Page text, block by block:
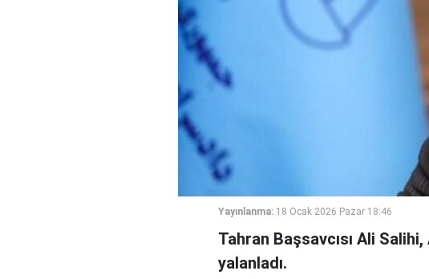
Yayınlanma: 18 Ocak 2026 Pazar 18:46
Tahran Başsavcısı Ali
yalanladı.